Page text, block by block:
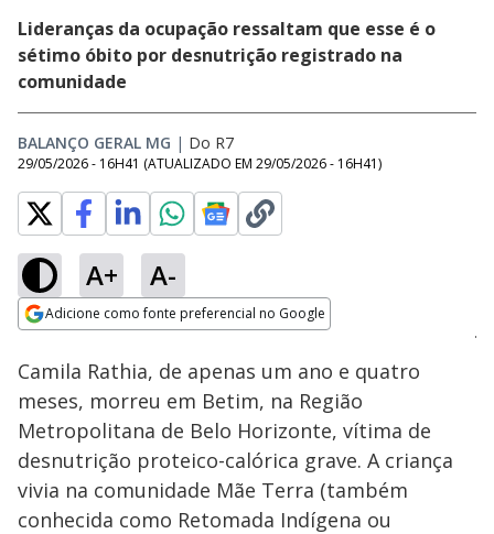
Lideranças da ocupação ressaltam que esse é o
sétimo óbito por desnutrição registrado na
comunidade
BALANÇO GERAL MG | Do R7
29/05/2026 - 16H41 (ATUALIZADO EM 29/05/2026 - 16H41)
A+ A-
Adicione como fonte preferencial no Google
Ativar
Loaded
36.22%
Camila Rathia, de apenas um ano e quatro
meses, morreu em Betim, na Região
Metropolitana de Belo Horizonte, vítima de
desnutrição proteico-calórica grave. A criança
vivia na comunidade Mãe Terra (também
conhecida como Retomada Indígena ou